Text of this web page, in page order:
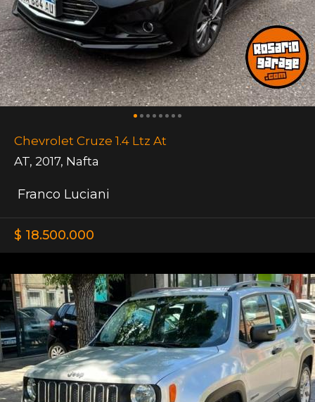
Chevrolet Cruze 1.4 Ltz At
AT, 2017, Nafta
Franco Luciani
$ 18.500.000